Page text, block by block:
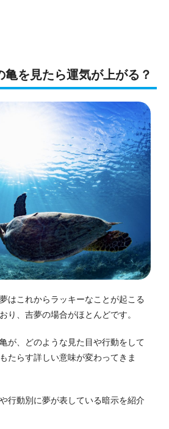
亀を見たら運気が上がる？
はこれからラッキーなことが起こる
り、吉夢の場合がほとんどです。
が、どのような見た目や行動をして
たらす詳しい意味が変わってきま
行動別に夢が表している暗示を紹介